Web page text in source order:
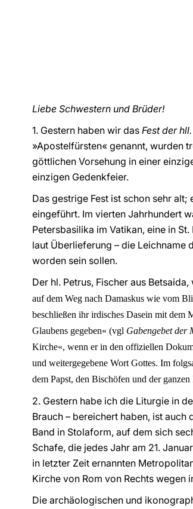
Liebe Schwestern und Brüder!
1. Gestern haben wir das Fest der
»Apostelfürsten« genannt, wurden
göttlichen Vorsehung in einer
einzigen Gedenkfeier.
Das gestrige Fest ist schon sehr
eingeführt. Im vierten Jahrhundert
Petersbasilika im Vatikan, eine in
laut Überlieferung – die Leichname
worden sein sollen.
Der hl. Petrus, Fischer aus
auf dem Weg nach Damaskus wie vom
beschließen ihr irdisches Dasein mit dem
Glaubens gegeben« (vgl Gabengebet der
Kirche«, wenn er in den offiziellen
und weitergegebene Wort Gottes. Im
dem Papst, den Bischöfen und der
2. Gestern habe ich die Liturgie in
Brauch – bereichert haben, ist auch
Band in Stolaform, auf dem sich
Schafe, die jedes Jahr am 21.
in letzter Zeit ernannten
Kirche von Rom von Rechts
Die archäologischen und